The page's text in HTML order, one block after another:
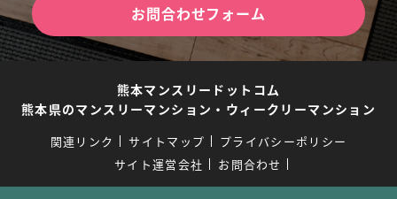
お問合わせフォーム
熊本マンスリードットコム
熊本県のマンスリーマンション・ウィークリーマンション
関連リンク サイトマップ
プライバシーポリシー
サイト運営会社
お問合わせ